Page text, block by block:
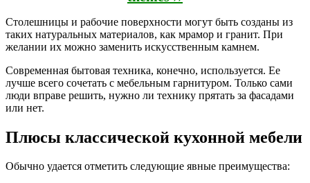
Столешницы и рабочие поверхности могут быть созданы из
таких натуральных материалов, как мрамор и гранит. При
желании их можно заменить искусственным камнем.
Современная бытовая техника, конечно, используется. Ее
лучше всего сочетать с мебельным гарнитуром. Только сами
люди вправе решить, нужно ли технику прятать за фасадами
или нет.
Плюсы классической кухонной мебели
Обычно удается отметить следующие явные преимущества: